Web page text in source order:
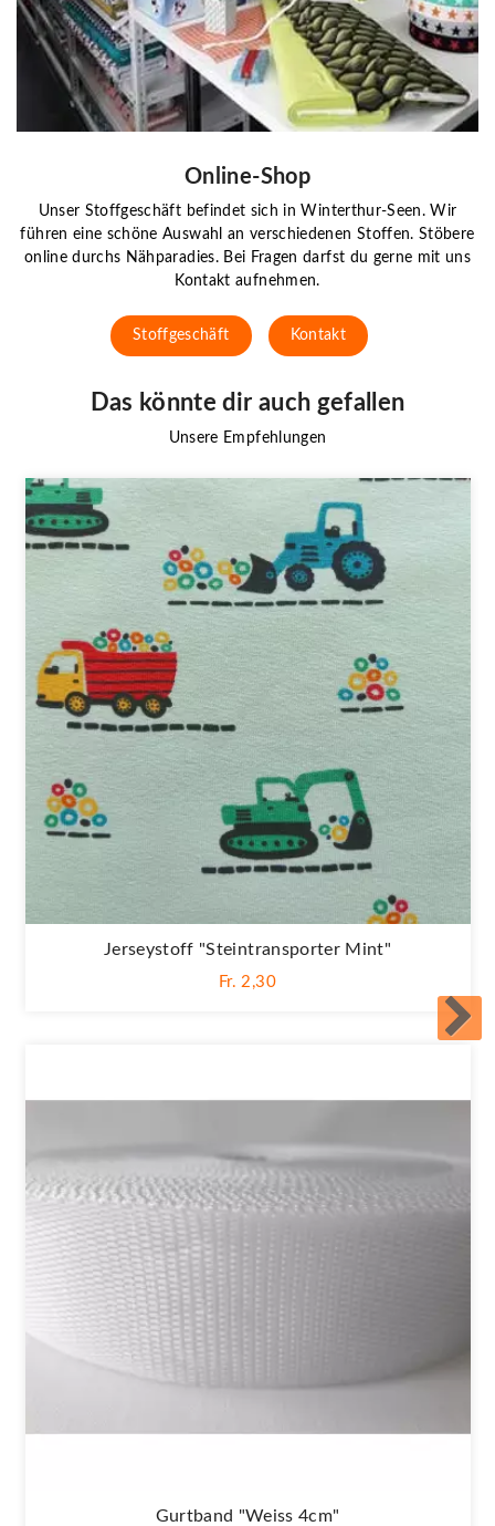
Online-Shop
Unser Stoffgeschäft befindet sich in Winterthur-Seen. Wir
führen eine schöne Auswahl an verschiedenen Stoffen. Stöbere
online durchs Nähparadies. Bei Fragen darfst du gerne mit uns
Kontakt aufnehmen.
Stoffgeschäft Kontakt
Das könnte dir auch gefallen
Unsere Empfehlungen
Jerseystoff "Steintransporter Mint"
Fr. 2,30
Gurtband "Weiss 4cm"